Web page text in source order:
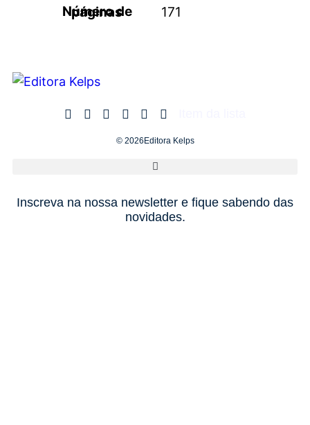
Número de páginas
171
© 2026Editora Kelps
Inscreva na nossa newsletter e fique sabendo das
novidades.